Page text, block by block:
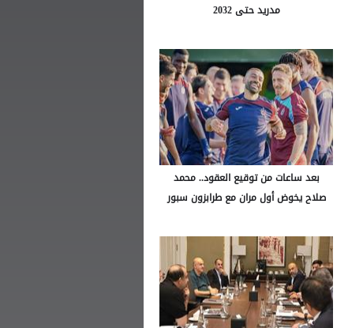
مدريد حتى 2032
بعد ساعات من توقيع العقود.. محمد
صلاح يخوض أول مران مع طرابزون سبور